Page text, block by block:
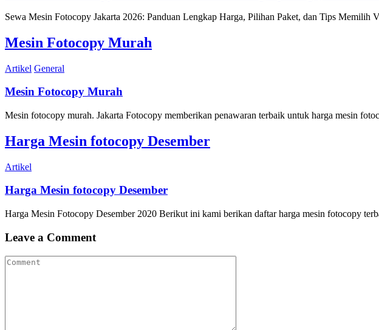
Sewa Mesin Fotocopy Jakarta 2026: Panduan Lengkap Harga, Pilihan Paket, dan Tips Memilih
Mesin Fotocopy Murah
Artikel General
Mesin Fotocopy Murah
Mesin fotocopy murah. Jakarta Fotocopy memberikan penawaran terbaik untuk harga mesin
Harga Mesin fotocopy Desember
Artikel
Harga Mesin fotocopy Desember
Harga Mesin Fotocopy Desember 2020 Berikut ini kami berikan daftar harga mesin fotocopy
Leave a Comment